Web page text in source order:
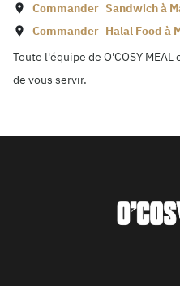
Commander Sandwich à
Commander Halal Food à
Toute l'équipe de O'COSY
de vous servir.